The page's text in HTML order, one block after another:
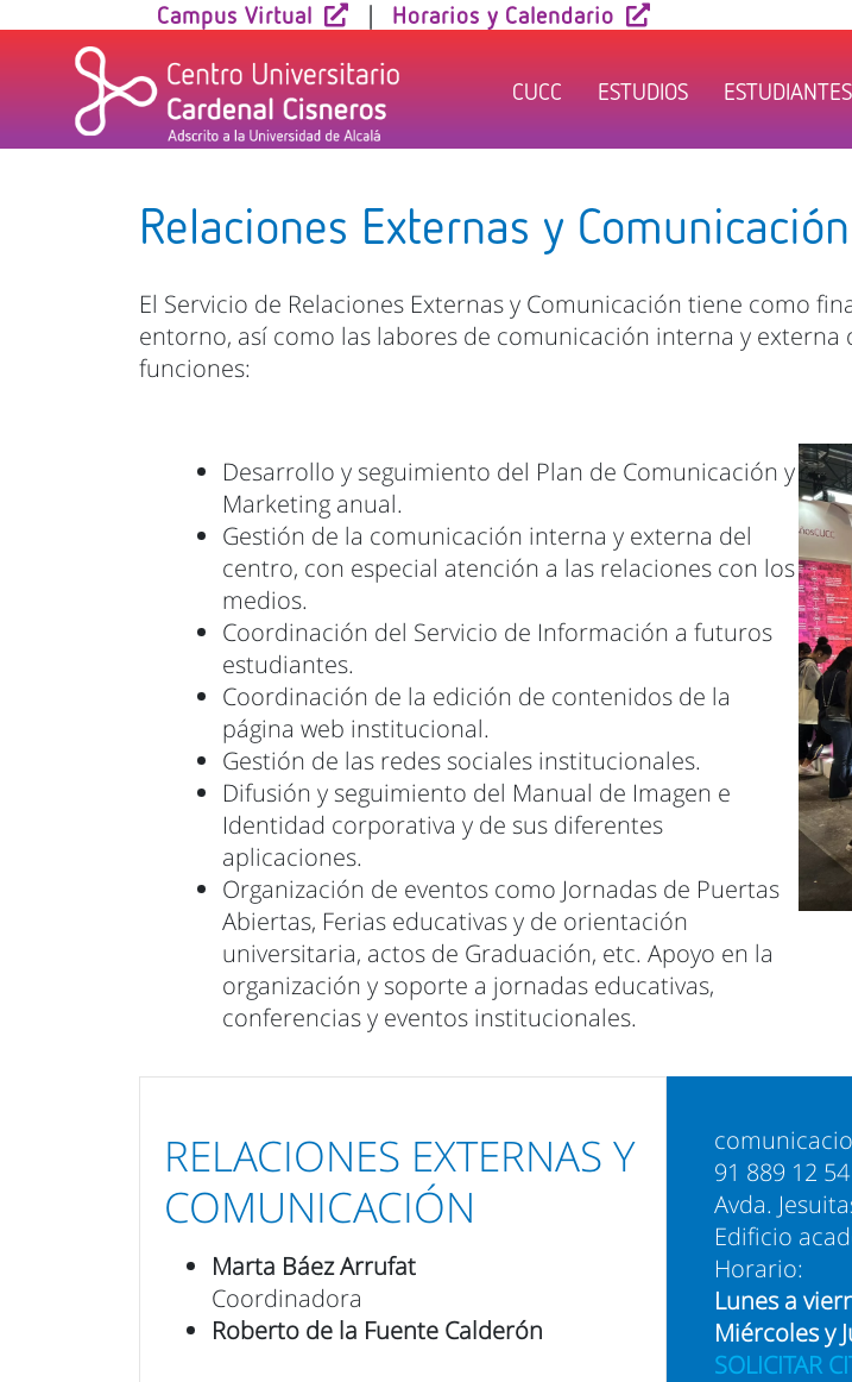
content
Campus Virtual | Horarios y Calendario
CUCC ESTUDIOS ESTUDIANTES
Relaciones Externas y Comunicación
El Servicio de Relaciones Externas y Comunicación tiene como
entorno, así como las labores de comunicación interna y
funciones:
Desarrollo y seguimiento del Plan de Comunicación y
Marketing anual.
Gestión de la comunicación interna y externa del
centro, con especial atención a las relaciones con los
medios.
Coordinación del Servicio de Información a futuros
estudiantes.
Coordinación de la edición de contenidos de la
página web institucional.
Gestión de las redes sociales institucionales.
Difusión y seguimiento del Manual de Imagen e
Identidad corporativa y de sus diferentes
aplicaciones.
Organización de eventos como Jornadas de Puertas
Abiertas, Ferias educativas y de orientación
universitaria, actos de Graduación, etc. Apoyo en la
organización y soporte a jornadas educativas,
conferencias y eventos institucionales.
RELACIONES EXTERNAS Y
COMUNICACIÓN
Marta Báez Arrufat
Coordinadora
Roberto de la Fuente Calderón
91 889 12 54
Avda.
Edificio
Horario:
Lunes a
Miércoles y
SOLICITAR